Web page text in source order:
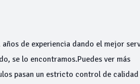
de experiencia dando el mejor
se lo encontramos.Puedes ver más
pasan un estricto control de calidad